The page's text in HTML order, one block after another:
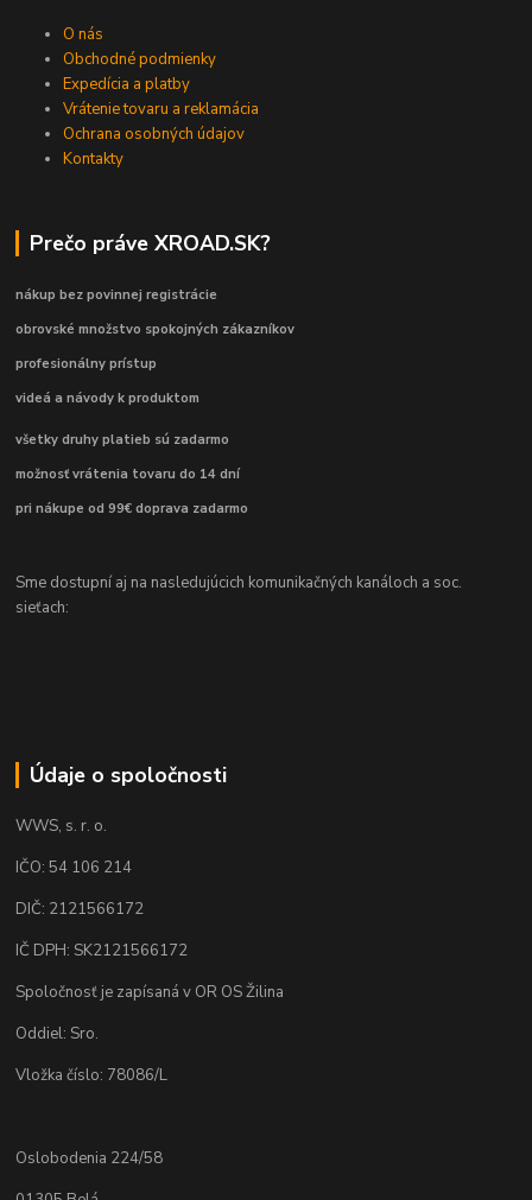
O nás
Obchodné podmienky
Expedícia a platby
Vrátenie tovaru a reklamácia
Ochrana osobných údajov
Kontakty
Prečo práve XROAD.SK?
nákup bez povinnej registrácie
obrovské množstvo spokojných zákazníkov
profesionálny prístup
videá a návody k produktom
všetky druhy platieb sú zadarmo
možnosť vrátenia tovaru do 14 dní
pri nákupe od 99€ doprava zadarmo
Sme dostupní aj na nasledujúcich komunikačných kanáloch a soc.
sieťach:
Údaje o spoločnosti
WWS, s. r. o.
IČO: 54 106 214
DIČ: 2121566172
IČ DPH: SK2121566172
Spoločnosť je zapísaná v OR OS Žilina
Oddiel: Sro.
Vložka číslo: 78086/L
Oslobodenia 224/58